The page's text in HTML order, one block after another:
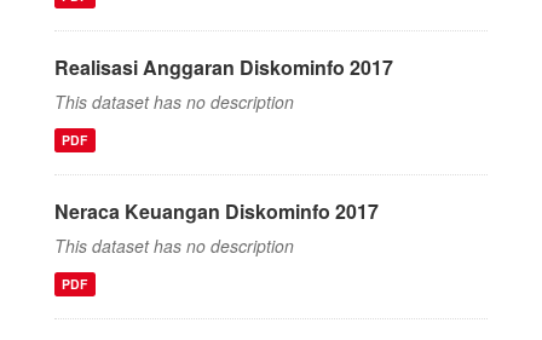
Realisasi Anggaran Diskominfo 2017
This dataset has no description
PDF
Neraca Keuangan Diskominfo 2017
This dataset has no description
PDF